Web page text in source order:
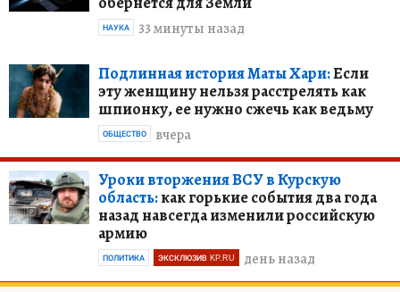
33 минуты назад
НАУКА
Подлинная история Маты Хари:Если
эту женщину нельзя расстрелять как
шпионку, ее нужно сжечь как ведьму
вчера
ОБЩЕСТВО
Уроки вторжения ВСУ в Курскую
область:как горькие события два года
назад навсегда изменили российскую
армию
день назад
ПОЛИТИКА ЭКСКЛЮЗИВ KP.RU